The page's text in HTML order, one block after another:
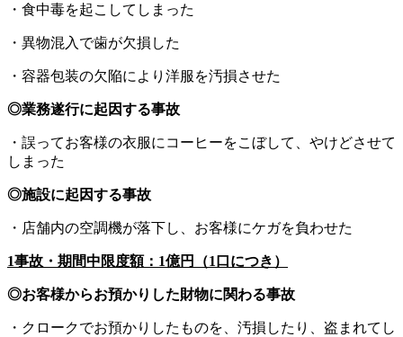
・食中毒を起こしてしまった
・異物混入で歯が欠損した
・容器包装の欠陥により洋服を汚損させた
◎業務遂行に起因する事故
・誤ってお客様の衣服にコーヒーをこぼして、やけどさせて
しまった
◎施設に起因する事故
・店舗内の空調機が落下し、お客様にケガを負わせた
1事故・期間中限度額：1億円（1口につき）
◎お客様からお預かりした財物に関わる事故
・クロークでお預かりしたものを、汚損したり、盗まれてし